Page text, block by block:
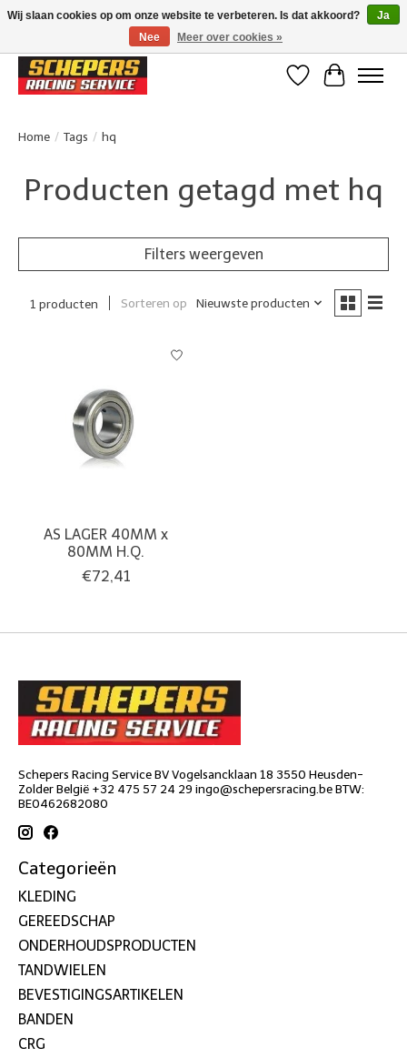
Klanten beoordelen ons met een 4,8/5 op Google reviews
Verlanglijst
Home / Tags / hq
Producten getagd met hq
Filters weergeven
1 producten Sorteren op Nieuwste producten
AS LAGER 40MM x
80MM H.Q.
€72,41
Schepers Racing Service BV Vogelsancklaan 18 3550 Heusden-
Zolder België +32 475 57 24 29 ingo@schepersracing.beBTW:
BE0462682080
Categorieën
KLEDING
GEREEDSCHAP
ONDERHOUDSPRODUCTEN
TANDWIELEN
BEVESTIGINGSARTIKELEN
BANDEN
CRG
Wij slaan cookies op om onze website te verbeteren. Is dat akkoord?
Ja
Nee
Meer over cookies »